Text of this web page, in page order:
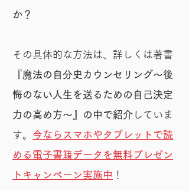
か？
その具体的な方法は、詳しくは著書
『魔法の自分史カウンセリング〜後
悔のない人生を送るための自己決定
力の高め方〜』の中で紹介 していま
す。 今ならスマホやタブレットで読
める電子書籍データを無料プレゼン
トキャンペーン実施中 ​！